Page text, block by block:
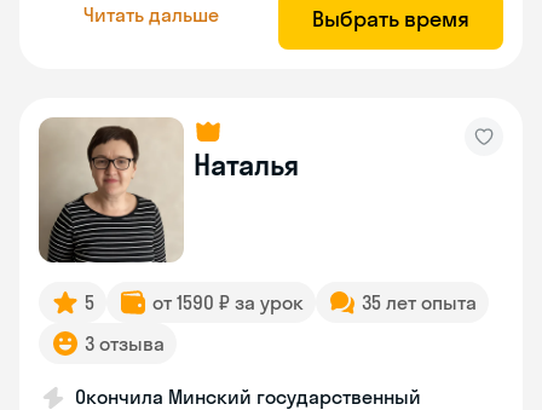
Читать дальше Выбрать время
Наталья
5 от 1590 ₽ за урок
35 лет опыта
3 отзыва
Окончила Минский государственный